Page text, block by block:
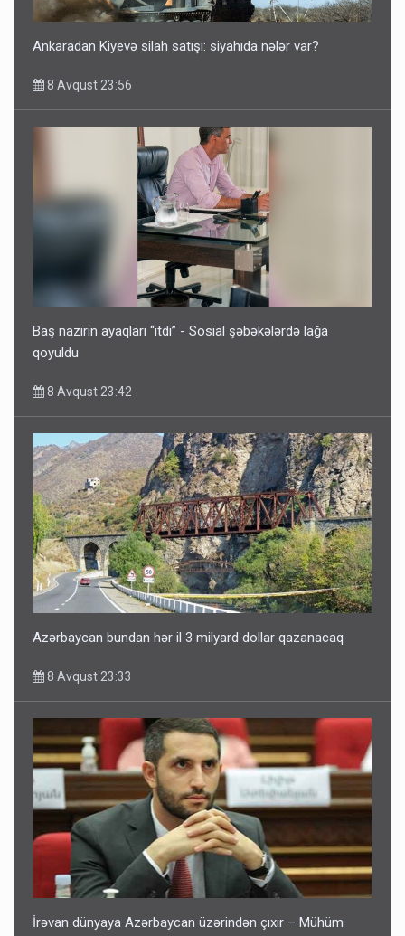
8 Avqust 23:33
İrəvan dünyaya Azərbaycan üzərindən çıxır – Mühüm
8 Avqust 23:19
Paşinyan Əliyevə zəng etməsindən danışdı
8 Avqust 16:18
Ankaradan Kiyevə silah satışı: siyahıda nələr var?
8 Avqust 23:56
Baş nazirin ayaqları “itdi” - Sosial şəbəkələrdə lağa
qoyuldu
8 Avqust 23:42
Azərbaycan bundan hər il 3 milyard dollar qazanacaq
8 Avqust 23:33
İrəvan dünyaya Azərbaycan üzərindən çıxır – Mühüm